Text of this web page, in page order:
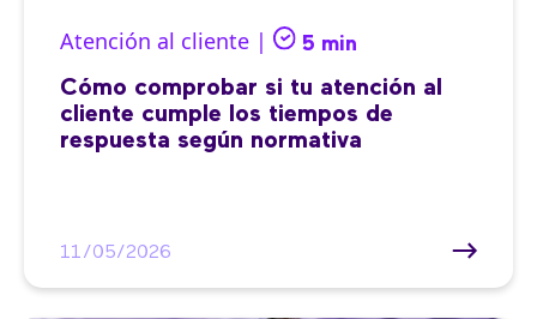
Atención al cliente | 5 min
Cómo comprobar si tu atención al
cliente cumple los tiempos de
respuesta según normativa
11/05/2026